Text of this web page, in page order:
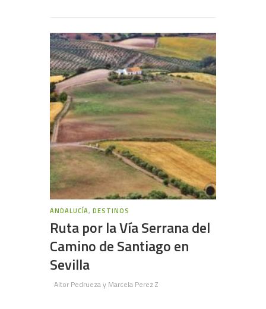
ANDALUCÍA,DESTINOS
Ruta por la Vía Serrana del
Camino de Santiago en
Sevilla
Aitor Pedrueza y Marcela Perez Z